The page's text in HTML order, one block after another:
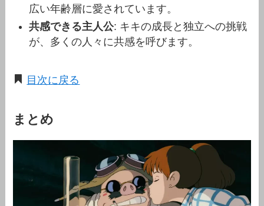
広い年齢層に愛されています。
共感できる主人公: キキの成長と独立への挑戦
が、多くの人々に共感を呼びます。
目次に戻る
まとめ